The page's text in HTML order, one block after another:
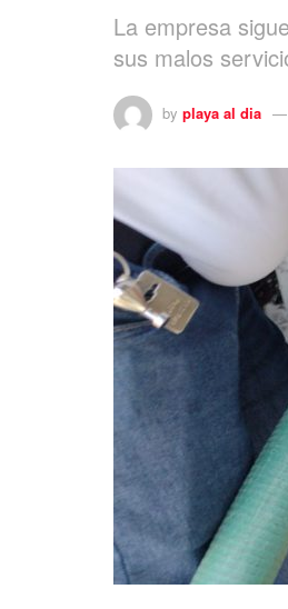
La empresa
sus malos
by playa al dia